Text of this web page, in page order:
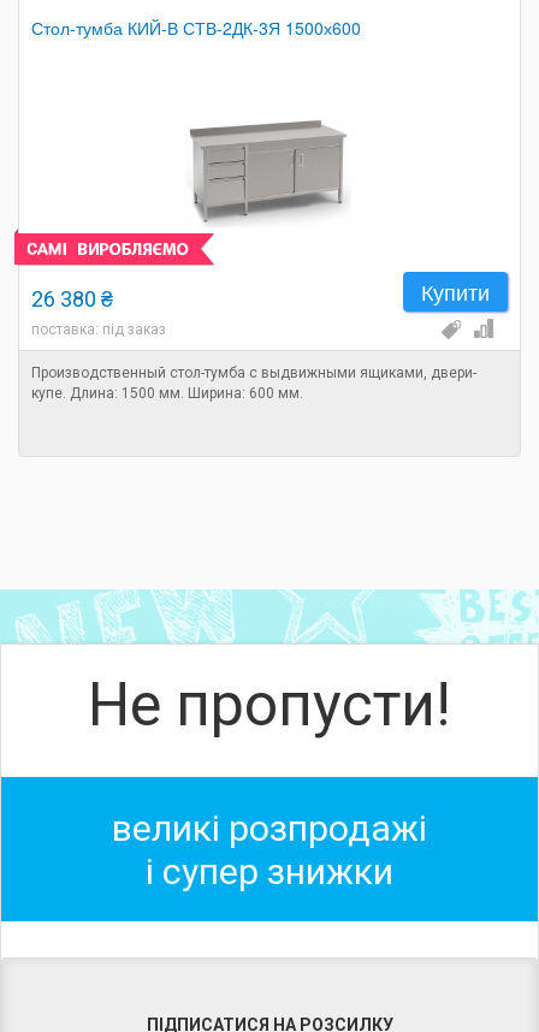
Стол-тумба КИЙ-В СТВ-2ДК-3Я 1500х600
Купити
26 380 ₴
поставка: під заказ
Производственный стол-тумба с выдвижными ящиками, двери-
купе. Длина: 1500 мм. Ширина: 600 мм.
Не пропусти!
великі розпродажі
і супер знижки
ПІДПИСАТИСЯ НА РОЗСИЛКУ